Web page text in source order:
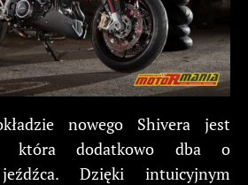
nowego Shivera jest
która dodatkowo dba o
jeźdźca. Dzięki intuicyjnym